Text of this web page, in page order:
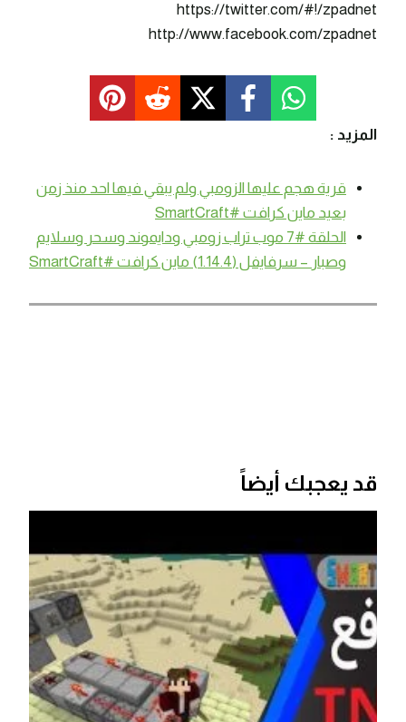
https://twitter.com/#!/zpadnet
http://www.facebook.com/zpadnet
المزيد :
قرية هجم عليها الزومبي ولم يبقي فيها احد منذ زمن
بعيد ماين كرافت #SmartCraft
الحلقة #7 موب تراب زومبي ودايموند وسحر وسلايم
وصبار – سرفايفل (1.14.4) ماين كرافت #SmartCraft
قد يعجبك أيضاً